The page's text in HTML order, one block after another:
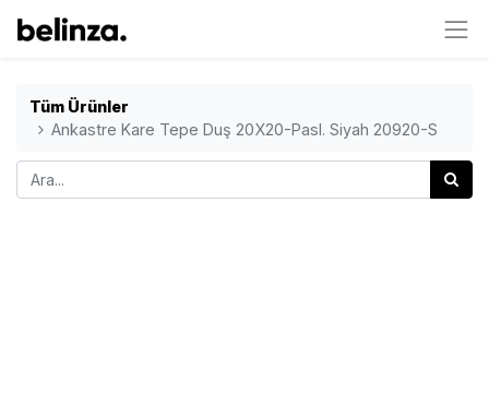
Tüm Ürünler
Ankastre Kare Tepe Duş 20X20-Pasl. Siyah 20920-S